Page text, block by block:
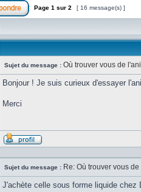
Page 1 sur 2 [ 16 message(s) ]
Sujet du message : Où trouver vous de
Bonjour ! Je suis curieux d'essayer
Merci
Sujet du message : Re: Où trouver vous
J'achète celle sous forme liquide chez